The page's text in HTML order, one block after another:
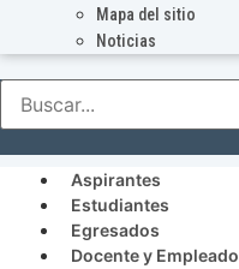
Mapa del sitio
Noticias
Aspirantes
Estudiantes
Egresados
Docente y Empleado